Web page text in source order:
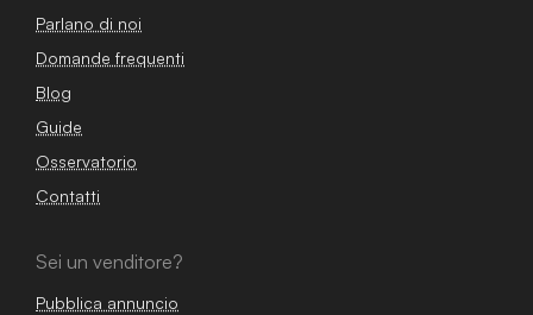
Parlano di noi
Domande frequenti
Blog
Guide
Osservatorio
Contatti
Sei un venditore?
Pubblica annuncio